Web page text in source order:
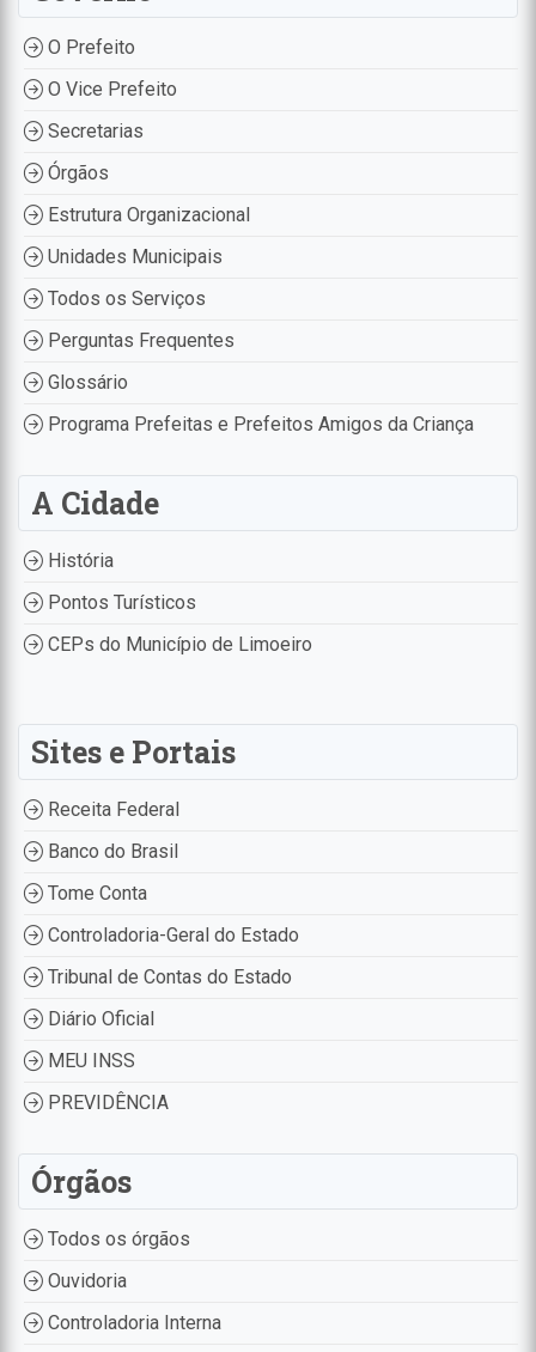
O Prefeito
O Vice Prefeito
Secretarias
Órgãos
Estrutura Organizacional
Unidades Municipais
Todos os Serviços
Perguntas Frequentes
Glossário
Programa Prefeitas e Prefeitos Amigos da Criança
A Cidade
História
Pontos Turísticos
CEPs do Município de Limoeiro
Sites e Portais
Receita Federal
Banco do Brasil
Tome Conta
Controladoria-Geral do Estado
Tribunal de Contas do Estado
Diário Oficial
MEU INSS
PREVIDÊNCIA
Órgãos
Todos os órgãos
Ouvidoria
Controladoria Interna